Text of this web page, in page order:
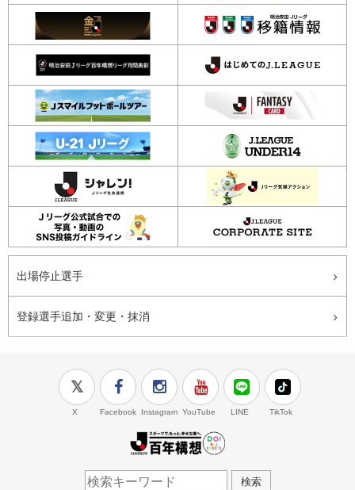
出場停止選手
登録選手追加・変更・抹消
X Facebook Instagram YouTube LINE TikTok
検索